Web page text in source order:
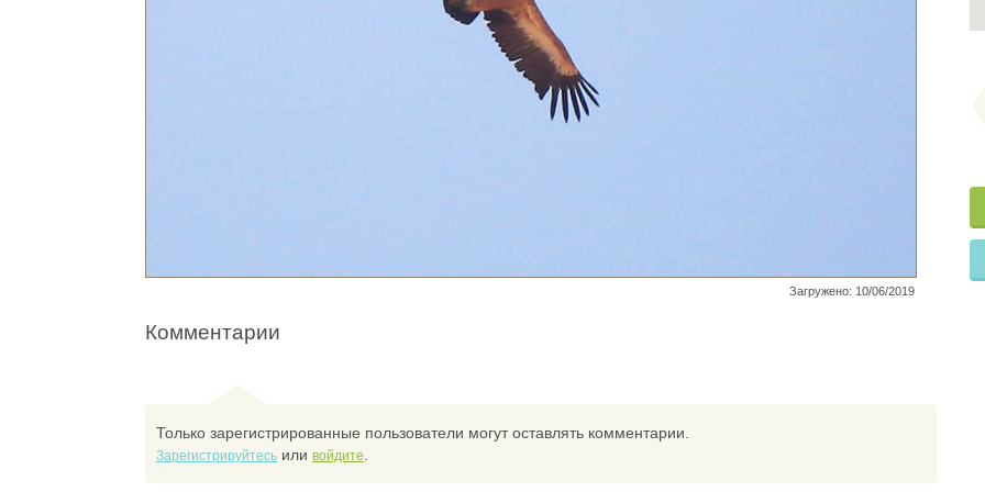
Загружено: 10/06/2019
Комментарии
Только зарегистрированные пользователи могут оставлять комментарии.
Зарегистрируйтесь или войдите